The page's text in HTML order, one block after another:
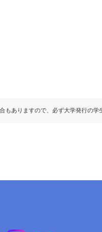
ありますので、必ず大学発行の学